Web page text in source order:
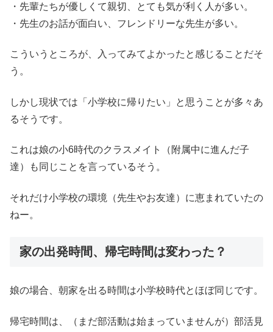
・先輩たちが優しくて親切、とても気が利く人が多い。
・先生のお話が面白い、フレンドリーな先生が多い。
こういうところが、入ってみてよかったと感じることだそ
う。
しかし現状では「小学校に帰りたい」と思うことが多々あ
るそうです。
これは娘の小6時代のクラスメイト（附属中に進んだ子
達）も同じことを言っているそう。
それだけ小学校の環境（先生やお友達）に恵まれていたの
ねー。
家の出発時間、帰宅時間は変わった？
娘の場合、朝家を出る時間は小学校時代とほぼ同じです。
帰宅時間は、（まだ部活動は始まっていませんが）部活見